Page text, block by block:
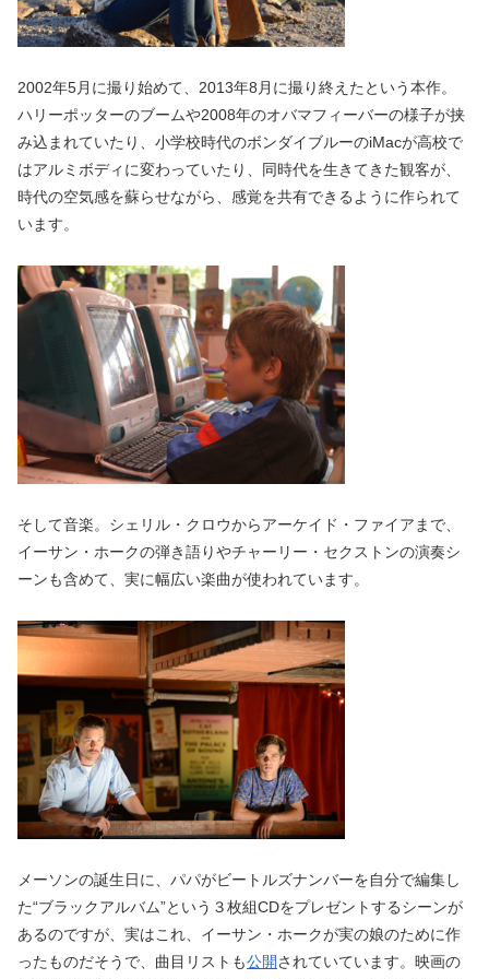
2002年5月に撮り始めて、2013年8月に撮り終えたという本作。
ハリーポッターのブームや2008年のオバマフィーバーの様子が挟
み込まれていたり、小学校時代のボンダイブルーのiMacが高校で
はアルミボディに変わっていたり、同時代を生きてきた観客が、
時代の空気感を蘇らせながら、感覚を共有できるように作られて
います。
そして音楽。シェリル・クロウからアーケイド・ファイアまで、
イーサン・ホークの弾き語りやチャーリー・セクストンの演奏シ
ーンも含めて、実に幅広い楽曲が使われています。
メーソンの誕生日に、パパがビートルズナンバーを自分で編集し
た“ブラックアルバム”という３枚組CDをプレゼントするシーンが
あるのですが、実はこれ、イーサン・ホークが実の娘のために作
ったものだそうで、曲目リストも公開されていています。映画の